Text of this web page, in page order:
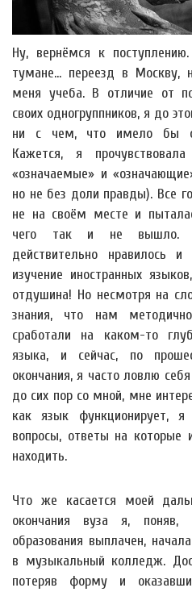
Ну, вернёмся к
тумане... переезд в Москву,
меня учеба. В отличие от
своих одногруппников, я до
ни с чем, что имело бы
Кажется, я
«означаемые» и
но не без доли правды). Все
не на своём месте и
чего так и не вышло.
действительно нравилось
изучение иностранных
отдушина! Но несмотря на
знания, что нам
сработали на каком-то
языка, и сейчас, по
окончания, я часто ловлю
до сих пор со мной, мне
как язык функционирует,
вопросы, ответы на которые
находить.
Что же касается моей
окончания вуза я, поняв,
образования выплачен,
в музыкальный колледж.
потеряв форму и